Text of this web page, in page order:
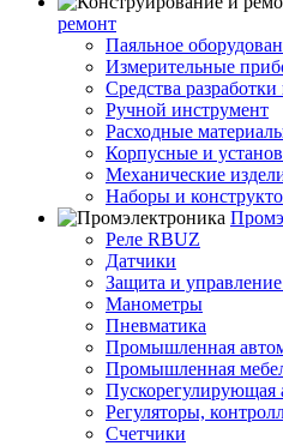
ремонт
Паяльное
Измерительные
Средства
Ручной инструмент
Расходные
Корпусные и
Механические
Наборы и
Реле RBUZ
Датчики
Защита и
Манометры
Пневматика
Промышленная
Промышленная
Регуляторы,
Счетчики